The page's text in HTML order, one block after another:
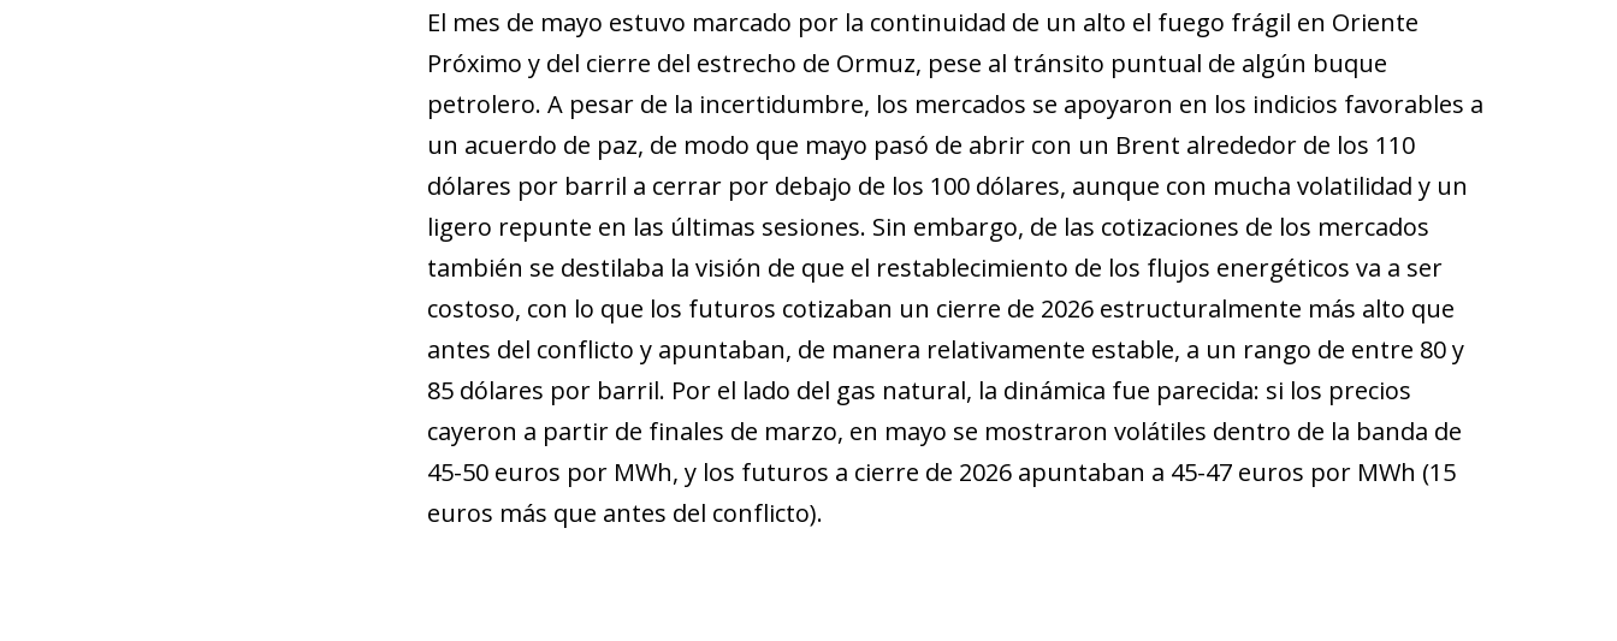
El mes de mayo estuvo marcado por la continuidad de un alto el fuego frágil en Oriente
Próximo y del cierre del estrecho de Ormuz, pese al tránsito puntual de algún buque
petrolero. A pesar de la incertidumbre, los mercados se apoyaron en los indicios favorables a
un acuerdo de paz, de modo que mayo pasó de abrir con un Brent alrededor de los 110
dólares por barril a cerrar por debajo de los 100 dólares, aunque con mucha volatilidad y un
ligero repunte en las últimas sesiones. Sin embargo, de las cotizaciones de los mercados
también se destilaba la visión de que el restablecimiento de los flujos energéticos va a ser
costoso, con lo que los futuros cotizaban un cierre de 2026 estructuralmente más alto que
antes del conflicto y apuntaban, de manera relativamente estable, a un rango de entre 80 y
85 dólares por barril. Por el lado del gas natural, la dinámica fue parecida: si los precios
cayeron a partir de finales de marzo, en mayo se mostraron volátiles dentro de la banda de
45-50 euros por MWh, y los futuros a cierre de 2026 apuntaban a 45-47 euros por MWh (15
euros más que antes del conflicto).